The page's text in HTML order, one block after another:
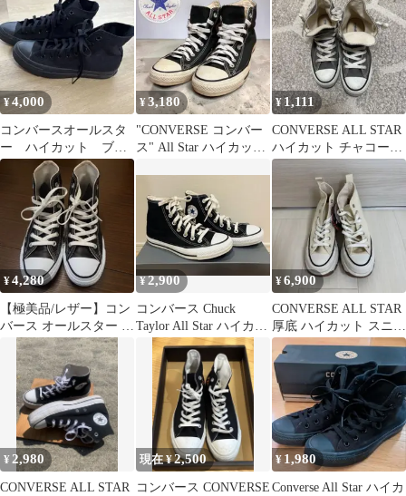
¥4,000
コンバースオールスタ
ー ハイカット ブラ
ック 新品未使用
¥3,180
"CONVERSE コンバー
ス" All Star ハイカット
¥1,111
CONVERSE ALL STAR
ハイカット チャコール
グレー 24.5cm
¥4,280
​【極美品/レザー】コン
バース オールスター ハ
イカット ブラック
23.5cm
¥2,900
コンバース Chuck
Taylor All Star ハイカッ
ト 22.5cm
¥6,900
CONVERSE ALL STAR
厚底 ハイカット スニー
カー 23.5
¥ 2,980
CONVERSE ALL STAR
現在 ¥2,500
コンバース CONVERSE
¥ 1,980
Converse All Star ハイカ